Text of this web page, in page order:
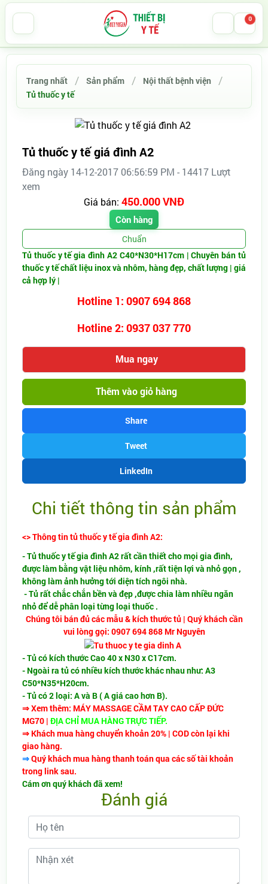
0
Trang nhất Sản phẩm
Nội thất bệnh viện
Tủ thuốc y tế
Tủ thuốc y tế giá đình A2
Đăng ngày 14-12-2017 06:56:59 PM - 14417 Lượt
xem
Giá bán: 450.000 VNĐ
Còn hàng
Chuẩn
Tủ thuốc y tế gia đình A2 C40*N30*H17cm | Chuyên bán tủ
thuốc y tế chất liệu inox và nhôm, hàng đẹp, chất lượng | giá
cả hợp lý |
Hotline 1: 0907 694 868
Hotline 2: 0937 037 770
Mua ngay
Thêm vào giỏ hàng
Share
Tweet
LinkedIn
Chi tiết thông tin sản phẩm
<> Thông tin tủ thuốc y tế gia đình A2:
- Tủ thuốc y tế gia đình A2 rất cần thiết cho mọi gia đình,
được làm bằng vật liệu nhôm, kính ,rất tiện lợi và nhỏ gọn ,
không làm ảnh hưởng tới diện tích ngôi nhà.
- Tủ rất chắc chắn bền và đẹp ,được chia làm nhiều ngăn
nhỏ để dễ phân loại từng loại thuốc .
Chúng tôi bán đủ các mẫu & kích thước tủ | Quý khách cần
vui lòng gọi: 0907 694 868 Mr Nguyên
- Tủ có kích thước Cao 40 x N30 x C17cm.
- Ngoài ra tủ có nhiều kích thước khác nhau như: A3
C50*N35*H20cm.
- Tủ có 2 loại: A và B ( A giá cao hơn B).
⇒Xem thêm: MÁY MASSAGE CẦM TAY CAO CẤP ĐỨC
MG70 | ĐỊA CHỈ MUA HÀNG TRỰC TIẾP.
⇒ Khách mua hàng chuyển khoản 20% | COD còn lại khi
giao hàng.
⇒Quý khách mua hàng thanh toán qua các số tài khoản
trong link sau.
Cám ơn quý khách đã xem!
Đánh giá